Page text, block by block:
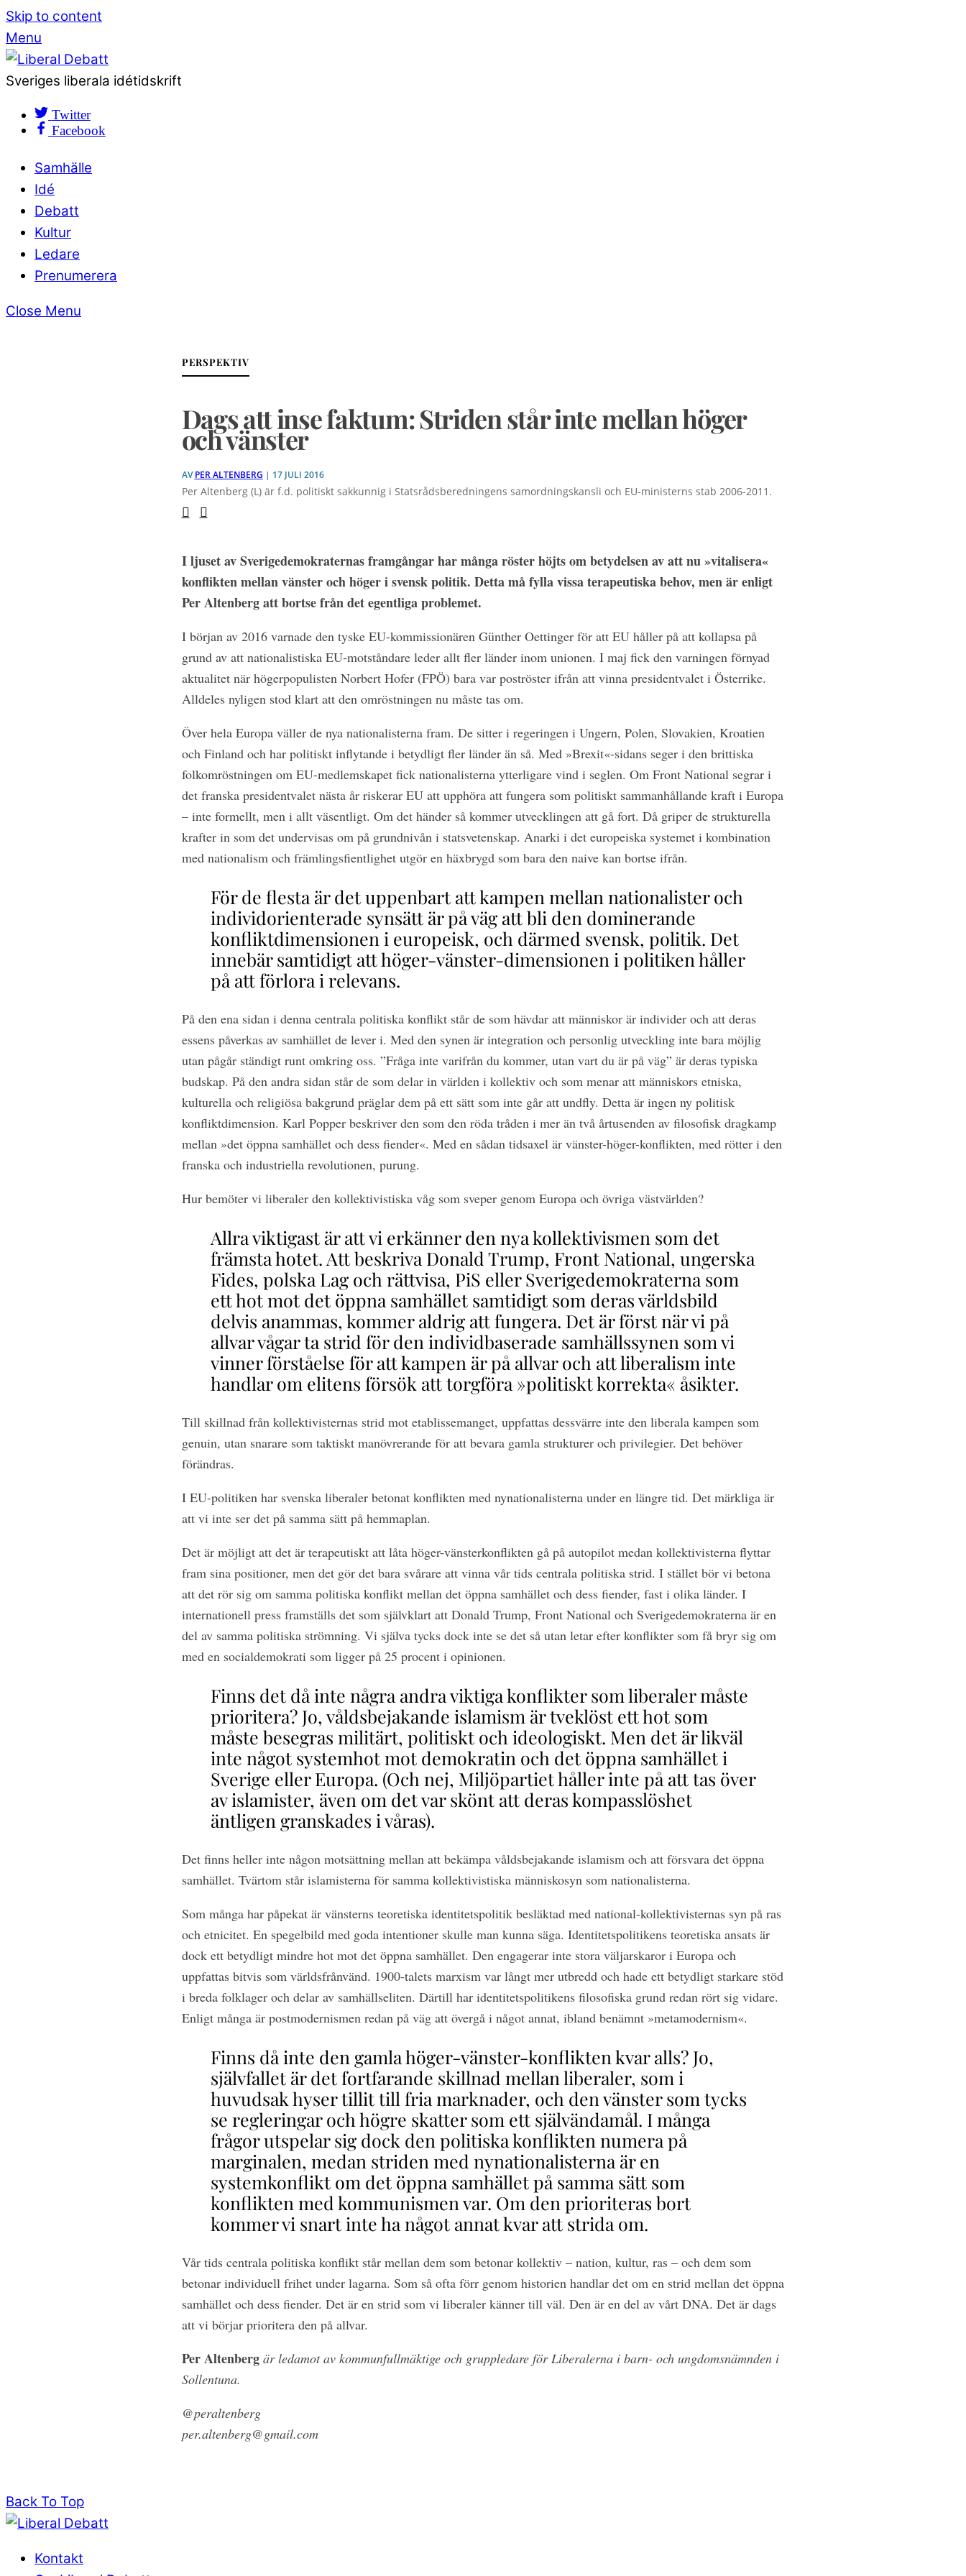
Skip to content
Menu
Sveriges liberala idétidskrift
Twitter
Facebook
Samhälle
Idé
Debatt
Kultur
Ledare
Prenumerera
Close Menu
PERSPEKTIV
Dags att inse faktum: Striden står inte mellan höger
och vänster
AVPER ALTENBERG | 17 JULI 2016
Per Altenberg (L) är f.d. politiskt sakkunnig i Statsrådsberedningens samordningskansli och EU-ministerns stab 2006-2011.
I ljuset av Sverigedemokraternas framgångar har många röster höjts om betydelsen av att nu »vitalisera«
konflikten mellan vänster och höger i svensk politik. Detta må fylla vissa terapeutiska behov, men är enligt
Per Altenberg att bortse från det egentliga problemet.
I början av 2016 varnade den tyske EU-kommissionären Günther Oettinger för att EU håller på att kollapsa på
grund av att nationalistiska EU-motståndare leder allt fler länder inom unionen. I maj fick den varningen förnyad
aktualitet när högerpopulisten Norbert Hofer (FPÖ) bara var poströster ifrån att vinna presidentvalet i Österrike.
Alldeles nyligen stod klart att den omröstningen nu måste tas om.
Över hela Europa väller de nya nationalisterna fram. De sitter i regeringen i Ungern, Polen, Slovakien, Kroatien
och Finland och har politiskt inflytande i betydligt fler länder än så. Med »Brexit«-sidans seger i den brittiska
folkomröstningen om EU-medlemskapet fick nationalisterna ytterligare vind i seglen. Om Front National segrar i
det franska presidentvalet nästa år riskerar EU att upphöra att fungera som politiskt sammanhållande kraft i Europa
– inte formellt, men i allt väsentligt. Om det händer så kommer utvecklingen att gå fort. Då griper de strukturella
krafter in som det undervisas om på grundnivån i statsvetenskap. Anarki i det europeiska systemet i kombination
med nationalism och främlingsfientlighet utgör en häxbrygd som bara den naive kan bortse ifrån.
För de flesta är det uppenbart att kampen mellan nationalister och
individorienterade synsätt är på väg att bli den dominerande
konfliktdimensionen i europeisk, och därmed svensk, politik. Det
innebär samtidigt att höger-vänster-dimensionen i politiken håller
på att förlora i relevans.
På den ena sidan i denna centrala politiska konflikt står de som hävdar att människor är individer och att deras
essens påverkas av samhället de lever i. Med den synen är integration och personlig utveckling inte bara möjlig
utan pågår ständigt runt omkring oss. ”Fråga inte varifrån du kommer, utan vart du är på väg” är deras typiska
budskap. På den andra sidan står de som delar in världen i kollektiv och som menar att människors etniska,
kulturella och religiösa bakgrund präglar dem på ett sätt som inte går att undfly. Detta är ingen ny politisk
konfliktdimension. Karl Popper beskriver den som den röda tråden i mer än två årtusenden av filosofisk dragkamp
mellan »det öppna samhället och dess fiender«. Med en sådan tidsaxel är vänster-höger-konflikten, med rötter i den
franska och industriella revolutionen, purung.
Hur bemöter vi liberaler den kollektivistiska våg som sveper genom Europa och övriga västvärlden?
Allra viktigast är att vi erkänner den nya kollektivismen som det
främsta hotet. Att beskriva Donald Trump, Front National, ungerska
Fides, polska Lag och rättvisa, PiS eller Sverigedemokraterna som
ett hot mot det öppna samhället samtidigt som deras världsbild
delvis anammas, kommer aldrig att fungera. Det är först när vi på
allvar vågar ta strid för den individbaserade samhällssynen som vi
vinner förståelse för att kampen är på allvar och att liberalism inte
handlar om elitens försök att torgföra »politiskt korrekta« åsikter.
Till skillnad från kollektivisternas strid mot etablissemanget, uppfattas dessvärre inte den liberala kampen som
genuin, utan snarare som taktiskt manövrerande för att bevara gamla strukturer och privilegier. Det behöver
förändras.
I EU-politiken har svenska liberaler betonat konflikten med nynationalisterna under en längre tid. Det märkliga är
att vi inte ser det på samma sätt på hemmaplan.
Det är möjligt att det är terapeutiskt att låta höger-vänsterkonflikten gå på autopilot medan kollektivisterna flyttar
fram sina positioner, men det gör det bara svårare att vinna vår tids centrala politiska strid. I stället bör vi betona
att det rör sig om samma politiska konflikt mellan det öppna samhället och dess fiender, fast i olika länder. I
internationell press framställs det som självklart att Donald Trump, Front National och Sverigedemokraterna är en
del av samma politiska strömning. Vi själva tycks dock inte se det så utan letar efter konflikter som få bryr sig om
med en socialdemokrati som ligger på 25 procent i opinionen.
Finns det då inte några andra viktiga konflikter som liberaler måste
prioritera? Jo, våldsbejakande islamism är tveklöst ett hot som
måste besegras militärt, politiskt och ideologiskt. Men det är likväl
inte något systemhot mot demokratin och det öppna samhället i
Sverige eller Europa. (Och nej, Miljöpartiet håller inte på att tas över
av islamister, även om det var skönt att deras kompasslöshet
äntligen granskades i våras).
Det finns heller inte någon motsättning mellan att bekämpa våldsbejakande islamism och att försvara det öppna
samhället. Tvärtom står islamisterna för samma kollektivistiska människosyn som nationalisterna.
Som många har påpekat är vänsterns teoretiska identitetspolitik besläktad med national-kollektivisternas syn på ras
och etnicitet. En spegelbild med goda intentioner skulle man kunna säga. Identitetspolitikens teoretiska ansats är
dock ett betydligt mindre hot mot det öppna samhället. Den engagerar inte stora väljarskaror i Europa och
uppfattas bitvis som världsfrånvänd. 1900-talets marxism var långt mer utbredd och hade ett betydligt starkare stöd
i breda folklager och delar av samhällseliten. Därtill har identitetspolitikens filosofiska grund redan rört sig vidare.
Enligt många är postmodernismen redan på väg att övergå i något annat, ibland benämnt »metamodernism«.
Finns då inte den gamla höger-vänster-konflikten kvar alls? Jo,
självfallet är det fortfarande skillnad mellan liberaler, som i
huvudsak hyser tillit till fria marknader, och den vänster som tycks
se regleringar och högre skatter som ett självändamål. I många
frågor utspelar sig dock den politiska konflikten numera på
marginalen, medan striden med nynationalisterna är en
systemkonflikt om det öppna samhället på samma sätt som
konflikten med kommunismen var. Om den prioriteras bort
kommer vi snart inte ha något annat kvar att strida om.
Vår tids centrala politiska konflikt står mellan dem som betonar kollektiv – nation, kultur, ras – och dem som
betonar individuell frihet under lagarna. Som så ofta förr genom historien handlar det om en strid mellan det öppna
samhället och dess fiender. Det är en strid som vi liberaler känner till väl. Den är en del av vårt DNA. Det är dags
att vi börjar prioritera den på allvar.
Per Altenberg är ledamot av kommunfullmäktige och gruppledare för Liberalerna i barn- och ungdomsnämnden i
Sollentuna.
@peraltenberg
per.altenberg@gmail.com
Back To Top
Kontakt